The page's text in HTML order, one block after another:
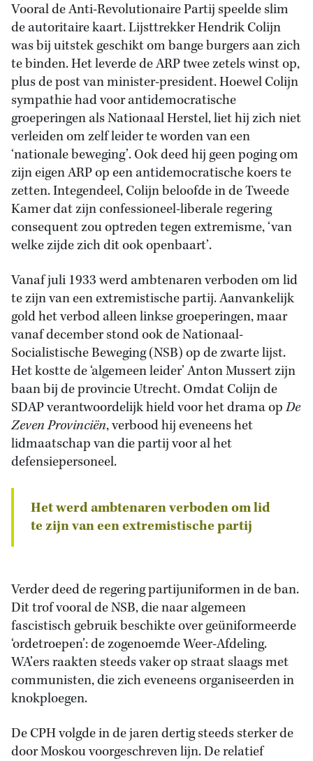
Vooral de Anti-Revolutionaire Partij speelde slim
de autoritaire kaart. Lijsttrekker Hendrik Colijn
was bij uitstek geschikt om bange burgers aan zich
te binden. Het leverde de ARP twee zetels winst op,
plus de post van minister-president. Hoewel Colijn
sympathie had voor antidemocratische
groeperingen als Nationaal Herstel, liet hij zich niet
verleiden om zelf leider te worden van een
‘nationale beweging’. Ook deed hij geen poging om
zijn eigen ARP op een antidemocratische koers te
zetten. Integendeel, Colijn beloofde in de Tweede
Kamer dat zijn confessioneel-liberale regering
consequent zou optreden tegen extremisme, ‘van
welke zijde zich dit ook openbaart’.
Vanaf juli 1933 werd ambtenaren verboden om lid
te zijn van een extremistische partij. Aanvankelijk
gold het verbod alleen linkse groeperingen, maar
vanaf december stond ook de Nationaal-
Socialistische Beweging (NSB) op de zwarte lijst.
Het kostte de ‘algemeen leider’ Anton Mussert zijn
baan bij de provincie Utrecht. Omdat Colijn de
SDAP verantwoordelijk hield voor het drama opDe
Zeven Provinciën, verbood hij eveneens het
lidmaatschap van die partij voor al het
defensiepersoneel.
Het werd ambtenaren verboden om lid
te zijn van een extremistische partij
Verder deed de regering partijuniformen in de ban.
Dit trof vooral de NSB, die naar algemeen
fascistisch gebruik beschikte over geüniformeerde
‘ordetroepen’: de zogenoemde Weer-Afdeling.
WA’ers raakten steeds vaker op straat slaags met
communisten, die zich eveneens organiseerden in
knokploegen.
De CPH volgde in de jaren dertig steeds sterker de
door Moskou voorgeschreven lijn. De relatief